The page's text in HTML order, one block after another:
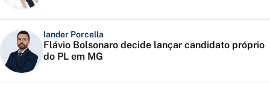
Iander Porcella
Flávio Bolsonaro decide lançar candidato próprio
do PL em MG